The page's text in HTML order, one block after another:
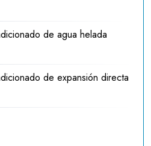
de agua helada
de expansión directa